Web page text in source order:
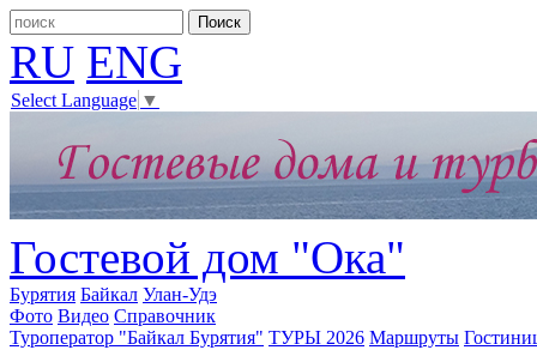
RU ENG
Select Language ▼
Гостевой дом "Ока"
Бурятия Байкал Улан-Удэ
Фото Видео Справочник
Туроператор "Байкал Бурятия" ТУРЫ 2026 Маршруты